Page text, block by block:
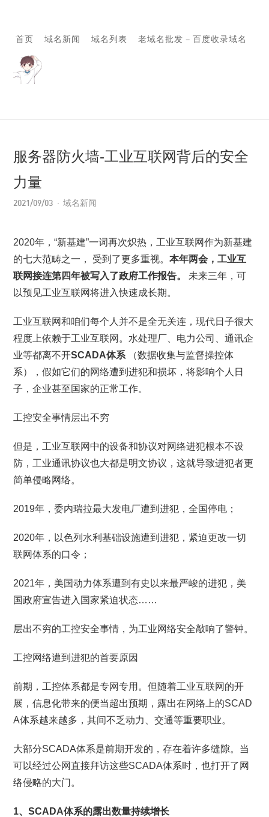
首页 域名新闻 域名列表 老域名批发 – 百度收录域名
服务器防火墙-工业互联网背后的安全
力量
2021/09/03 域名新闻
2020年，“新基建”一词再次炽热，工业互联网作为新基建
的七大范畴之一， 受到了更多重视。本年两会，工业互
联网接连第四年被写入了政府工作报告。
未来三年，可
以预见工业互联网将进入快速成长期。
工业互联网和咱们每个人并不是全无关连，现代日子很大
程度上依赖于工业互联网。水处理厂、电力公司、通讯企
业等都离不开SCADA体系 （数据收集与监督操控体
系），假如它们的网络遭到进犯和损坏，将影响个人日
子，企业甚至国家的正常工作。
工控安全事情层出不穷
但是，工业互联网中的设备和协议对网络进犯根本不设
防，工业通讯协议也大都是明文协议，这就导致进犯者更
简单侵略网络。
2019年，委内瑞拉最大发电厂遭到进犯，全国停电；
2020年，以色列水利基础设施遭到进犯，紧迫更改一切
联网体系的口令；
2021年，美国动力体系遭到有史以来最严峻的进犯，美
国政府宣告进入国家紧迫状态……
层出不穷的工控安全事情，为工业网络安全敲响了警钟。
工控网络遭到进犯的首要原因
前期，工控体系都是专网专用。但随着工业互联网的开
展，信息化带来的便当超出预期，露出在网络上的SCAD
A体系越来越多，其间不乏动力、交通等重要职业。
大部分SCADA体系是前期开发的，存在着许多缝隙。当
可以经过公网直接拜访这些SCADA体系时，也打开了网
络侵略的大门。
1、SCADA体系的露出数量持续增长